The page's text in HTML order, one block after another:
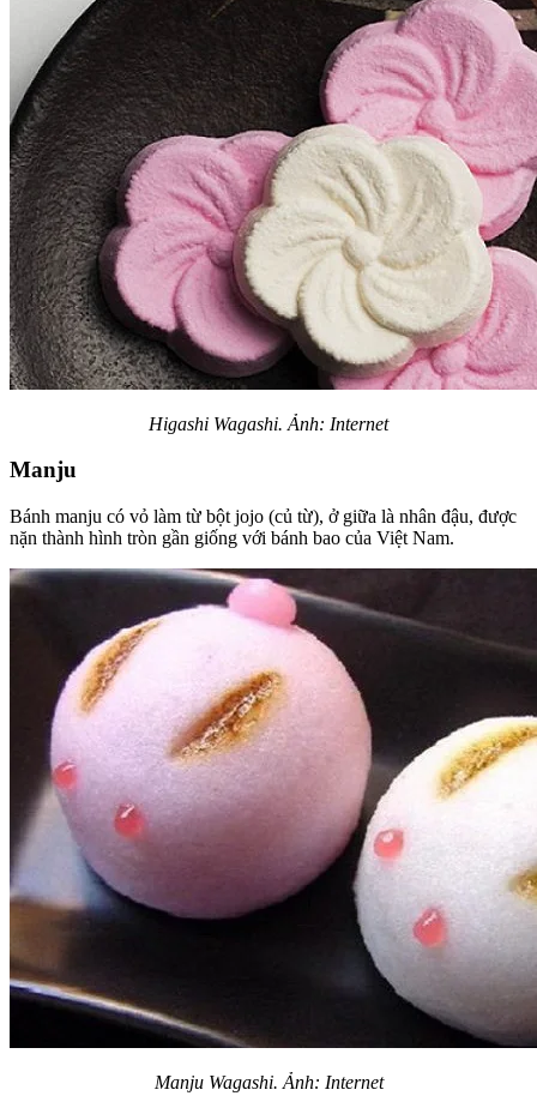
Higashi Wagashi. Ảnh: Internet
Manju
Bánh manju có vỏ làm từ bột jojo (củ từ), ở giữa là nhân đậu, được
nặn thành hình tròn gần giống với bánh bao của Việt Nam.
Manju Wagashi. Ảnh: Internet